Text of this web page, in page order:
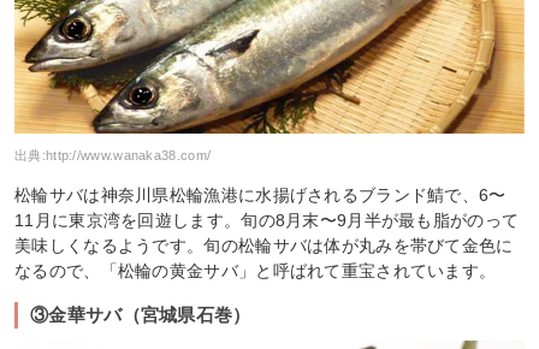
出典:http://www.wanaka38.com/
松輪サバは神奈川県松輪漁港に水揚げされるブランド鯖で、6〜
11月に東京湾を回遊します。旬の8月末〜9月半が最も脂がのって
美味しくなるようです。旬の松輪サバは体が丸みを帯びて金色に
なるので、「松輪の黄金サバ」と呼ばれて重宝されています。
③金華サバ（宮城県石巻）